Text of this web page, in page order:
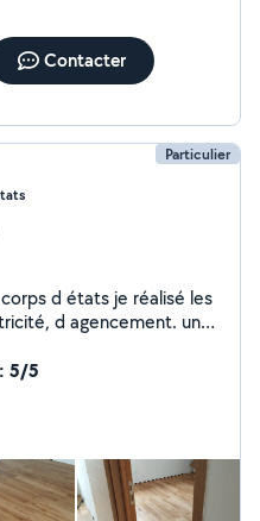
Contacter
Particulier
d états je réalisé les
d agencement. un
5/5